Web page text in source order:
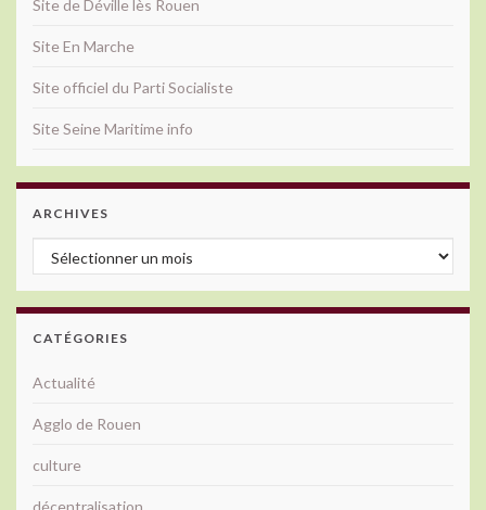
Site de Déville lès Rouen
Site En Marche
Site officiel du Parti Socialiste
Site Seine Maritime info
ARCHIVES
Archives
CATÉGORIES
Actualité
Agglo de Rouen
culture
décentralisation